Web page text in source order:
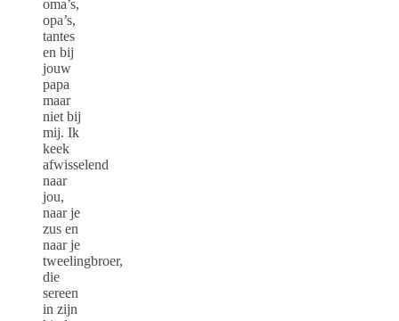
oma’s,
opa’s,
tantes
en bij
jouw
papa
maar
niet bij
mij. Ik
keek
afwisselend
naar
jou,
naar je
zus en
naar je
tweelingbroer,
die
sereen
in zijn